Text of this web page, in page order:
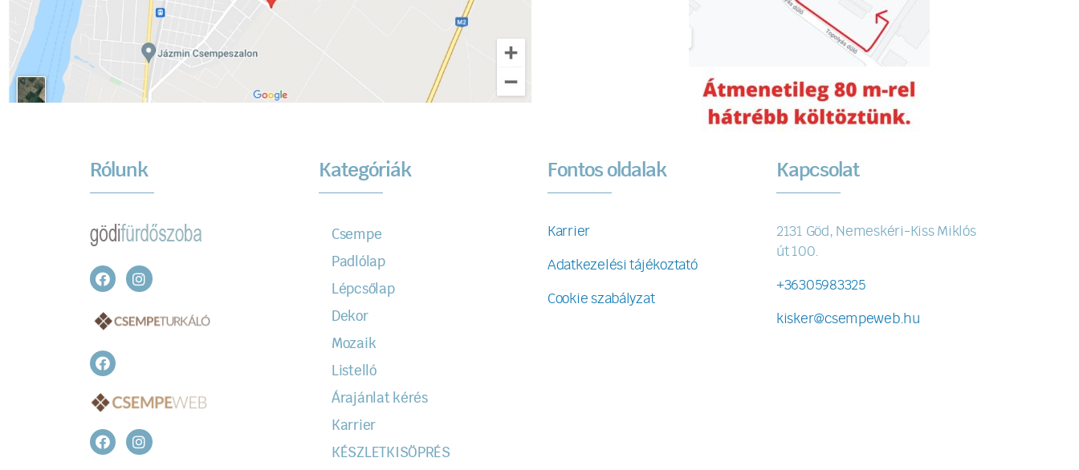
Rólunk Kategóriák
Csempe
Padlólap
Lépcsőlap
Dekor
Mozaik
Listelló
Árajánlat kérés
Karrier
KÉSZLETKISÖPRÉS
Fontos oldalak
Karrier
Adatkezelési tájékoztató
Cookie szabályzat
Kapcsolat
2131 Göd, Nemeskéri-Kiss Miklós
út 100.
+36305983325
kisker@csempeweb.hu